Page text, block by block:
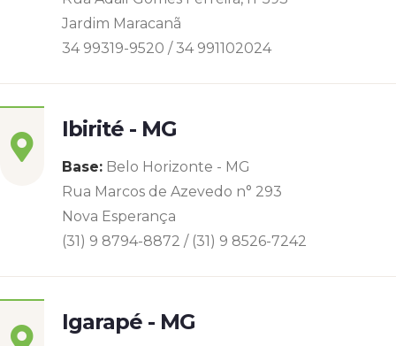
Jardim Maracanã
34 99319-9520 / 34 991102024
Ibirité - MG
Base: Belo Horizonte - MG
Rua Marcos de Azevedo n° 293
Nova Esperança
(31) 9 8794-8872 / (31) 9 8526-7242
Igarapé - MG